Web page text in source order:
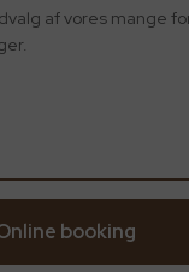
af vores mange
booking